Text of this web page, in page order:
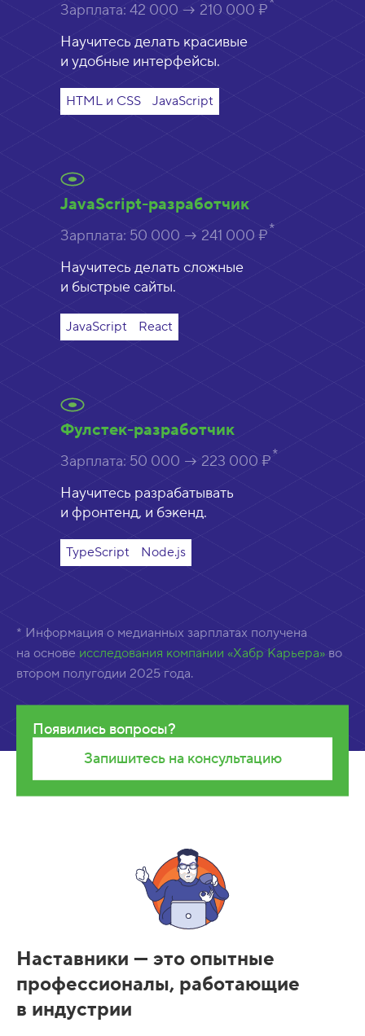
Зарплата: 42 000 → 210 000 ₽
Научитесь делать красивые
и удобные интерфейсы.
HTML и CSS JavaScript
JavaScript-разработчик
Зарплата: 50 000 → 241 000 ₽
Научитесь делать сложные
и быстрые сайты.
JavaScript React
Фулстек-разработчик
Зарплата: 50 000 → 223 000 ₽
Научитесь разрабатывать
и фронтенд, и бэкенд.
TypeScript Node.js
* Информация о медианных зарплатах получена
на основе исследования компании «Хабр Карьера» во
втором полугодии 2025 года.
Появились вопросы?
Запишитесь на консультацию
Наставники — это опытные
профессионалы, работающие
в индустрии